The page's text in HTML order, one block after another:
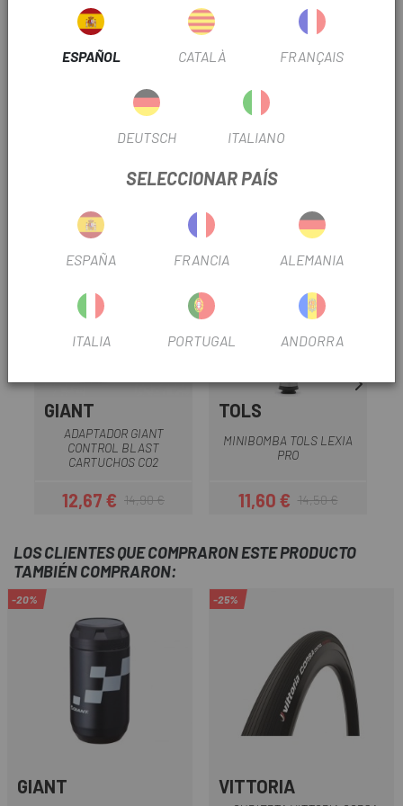
INFORMACIÓN DEL PRODUCTO
Ofrece la posibilidad de dosificar el flujo de aire que se
quiere aplicar a las ruedas.
PRODUCTOS SIMILARES
GIANT
ADAPTADOR GIANT
CONTROL BLAST
CARTUCHOS CO2
Precio
12,67 €Precio regular
14,90 €
TOLS
MINIBOMBA TOLS LEXIA
PRO
Precio
11,60 €Precio regular
14,50 €
LOS CLIENTES QUE COMPRARON ESTE PRODUCTO
TAMBIÉN COMPRARON:
-20%
GIANT
-25%
VITTORIA
ESPAÑOL CATALÀ FRANÇAIS
DEUTSCH ITALIANO
SELECCIONAR PAÍS
ESPAÑA FRANCIA ALEMANIA
ITALIA PORTUGAL ANDORRA